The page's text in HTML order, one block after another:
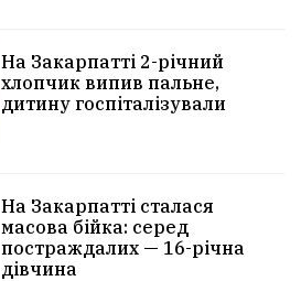
На Закарпатті 2-річний
хлопчик випив пальне,
дитину госпіталізували
На Закарпатті сталася
масова бійка: серед
постраждалих — 16-річна
дівчина